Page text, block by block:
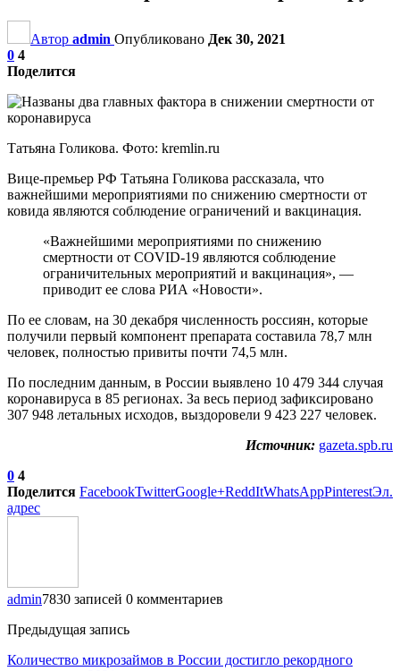
Автор admin Опубликовано Дек 30, 2021
0 4
Поделится
Татьяна Голикова. Фото: kremlin.ru
Вице-премьер РФ Татьяна Голикова рассказала, что
важнейшими мероприятиями по снижению смертности от
ковида являются соблюдение ограничений и вакцинация.
«Важнейшими мероприятиями по снижению
смертности от COVID-19 являются соблюдение
ограничительных мероприятий и вакцинация», —
приводит ее слова РИА «Новости».
По ее словам, на 30 декабря численность россиян, которые
получили первый компонент препарата составила 78,7 млн
человек, полностью привиты почти 74,5 млн.
По последним данным, в России выявлено 10 479 344 случая
коронавируса в 85 регионах. За весь период зафиксировано
307 948 летальных исходов, выздоровели 9 423 227 человек.
Источник: gazeta.spb.ru
0 4
Поделится FacebookTwitterGoogle+ReddItWhatsAppPinterestЭл.
адрес
admin7830 записей 0 комментариев
Предыдущая запись
Количество микрозаймов в России достигло рекордного